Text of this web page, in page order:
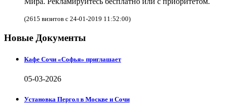
(2615 визитов с 24-01-2019 11:52:00)
Новые Документы
Кафе Сочи «Софья» приглашает
05-03-2026
Установка Пергол в Москве и Сочи